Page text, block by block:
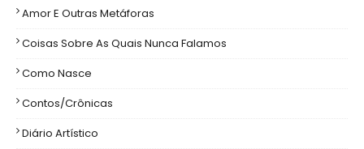
Amor E Outras Metáforas
Coisas Sobre As Quais Nunca Falamos
Como Nasce
Contos/Crônicas
Diário Artístico